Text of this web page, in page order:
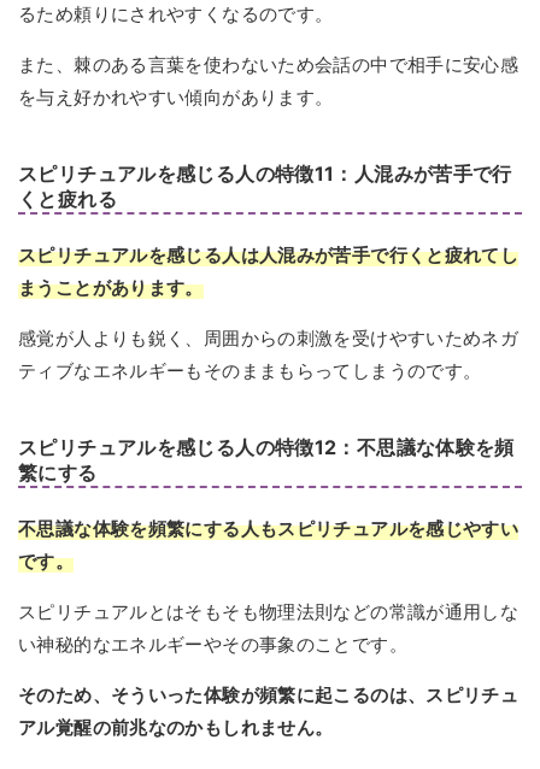
るため頼りにされやすくなるのです。
また、棘のある言葉を使わないため会話の中で相手に安心感
を与え好かれやすい傾向があります。
スピリチュアルを感じる人の特徴11：人混みが苦手で行
くと疲れる
スピリチュアルを感じる人は人混みが苦手で行くと疲れてし
まうことがあります。
感覚が人よりも鋭く、周囲からの刺激を受けやすいためネガ
ティブなエネルギーもそのままもらってしまうのです。
スピリチュアルを感じる人の特徴12：不思議な体験を頻
繁にする
不思議な体験を頻繁にする人もスピリチュアルを感じやすい
です。
スピリチュアルとはそもそも物理法則などの常識が通用しな
い神秘的なエネルギーやその事象のことです。
そのため、そういった体験が頻繁に起こるのは、スピリチュ
アル覚醒の前兆なのかもしれません。